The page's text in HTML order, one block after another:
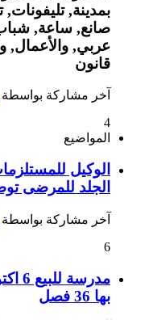
آخر مشاركة بواسطة
4
المواضيع
الوكيل
الجلد للمرضى
آخر مشاركة بواسطة
6
بها 36 فصل